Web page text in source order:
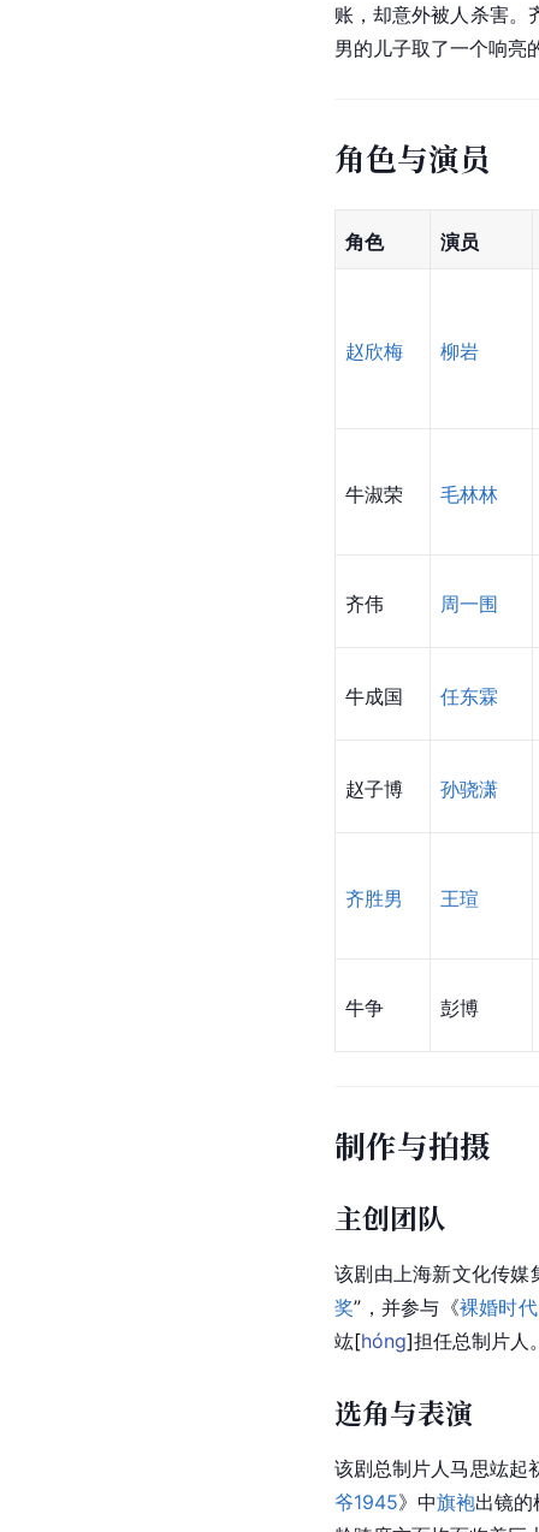
账，却意外被人杀害。
男的儿子取了一个响亮
角色与演员
角色 演员
赵欣梅 柳岩
牛淑荣 毛林林
齐伟 周一围
牛成国 任东霖
赵子博 孙骁潇
齐胜男 王瑄
牛争 彭博
制作与拍摄
主创团队
该剧由上海新文化传媒
奖”，并参与《裸婚时代
竑[hóng]担任总制片人
选角与表演
该剧总制片人马思竑起
爷1945》中旗袍出镜